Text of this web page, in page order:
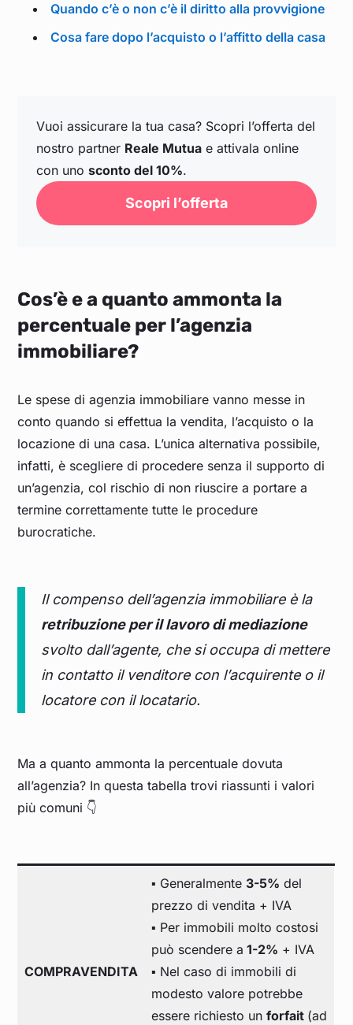
Quando c’è o non c’è il diritto alla provvigione
Cosa fare dopo l’acquisto o l’affitto della casa
Vuoi assicurare la tua casa? Scopri l’offerta del
nostro partner Reale Mutua e attivala online
con unosconto del 10%.
Scopri l’offerta
Cos’è e a quanto ammonta la
percentuale per l’agenzia
immobiliare?
Le spese di agenzia immobiliare vanno messe in
conto quando si effettua la vendita, l’acquisto o la
locazione di una casa. L’unica alternativa possibile,
infatti, è scegliere di procedere senza il supporto di
un’agenzia, col rischio di non riuscire a portare a
termine correttamente tutte le procedure
burocratiche.
Il compenso dell’agenzia immobiliare è la
retribuzione per il lavoro di mediazione
svolto dall’agente, che si occupa di mettere
in contatto il venditore con l’acquirente o il
locatore con il locatario.
Ma a quanto ammonta la percentuale dovuta
all’agenzia? In questa tabella trovi riassunti i valori
più comuni 👇
COMPRAVENDITA
▪️ Generalmente 3-5% del
prezzo di vendita + IVA
▪️ Per immobili molto costosi
può scendere a 1-2% + IVA
▪️ Nel caso di immobili di
modesto valore potrebbe
essere richiesto unforfait (ad